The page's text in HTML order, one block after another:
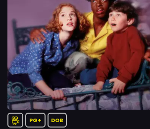
PG+ DOB